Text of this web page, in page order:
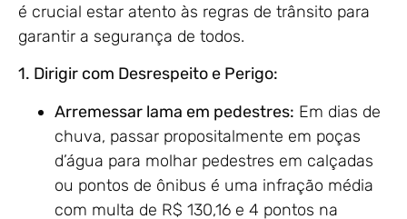
é crucial estar atento às regras de trânsito para
garantir a segurança de todos.
1. Dirigir com Desrespeito e Perigo:
Arremessar lama em pedestres: Em dias de
chuva, passar propositalmente em poças
d’água para molhar pedestres em calçadas
ou pontos de ônibus é uma infração média
com multa de R$ 130,16 e 4 pontos na